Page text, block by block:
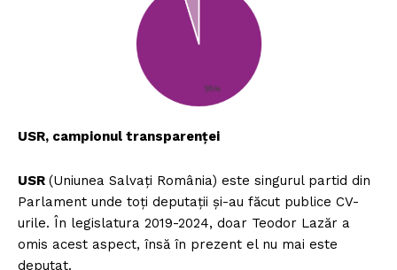
USR, campionul transparenței
USR (Uniunea Salvați România) este singurul partid din
Parlament unde toți deputații și-au făcut publice CV-
urile. În legislatura 2019-2024, doar Teodor Lazăr a
omis acest aspect, însă în prezent el nu mai este
deputat.